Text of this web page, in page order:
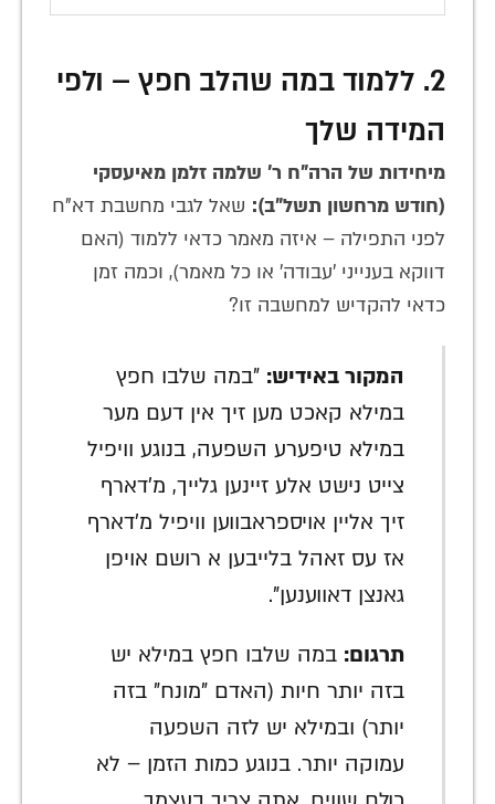
2. ללמוד במה שהלב חפץ – ולפי
המידה שלך
מיחידות של הרה"ח ר' שלמה זלמן מאיעסקי
(חודש מרחשון תשל"ב): שאל לגבי מחשבת דא"ח
לפני התפילה – איזה מאמר כדאי ללמוד (האם
דווקא בענייני 'עבודה' או כל מאמר), וכמה זמן
כדאי להקדיש למחשבה זו?
המקור באידיש: "במה שלבו חפץ
במילא קאכט מען זיך אין דעם מער
במילא טיפערע השפעה, בנוגע וויפיל
צייט נישט אלע זיינען גלייך, מ'דארף
זיך אליין אויספראבווען וויפיל מ'דארף
אז עס זאהל בלייבען א רושם אויפן
גאנצן דאווענען".
תרגום: במה שלבו חפץ במילא יש
בזה יותר חיות (האדם "מונח" בזה
יותר) ובמילא יש לזה השפעה
עמוקה יותר. בנוגע כמות הזמן – לא